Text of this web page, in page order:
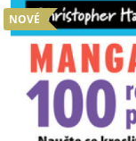
NOVÉ